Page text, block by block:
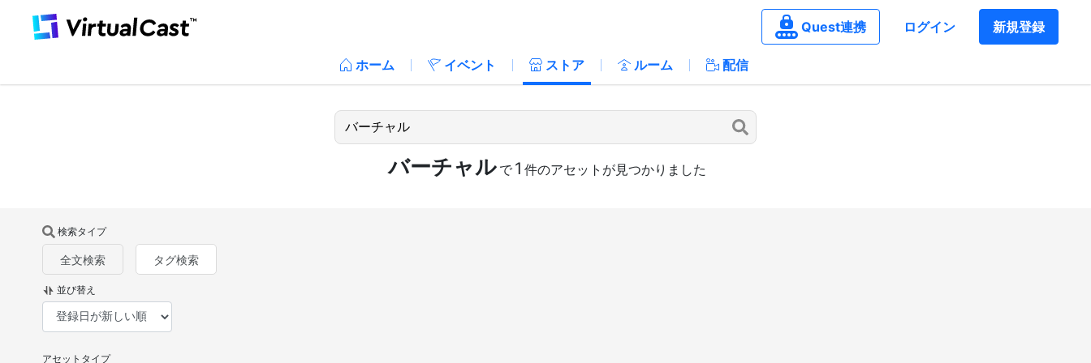
Quest連携 ログイン 新規登録
ホーム イベント ストア ルーム 配信
バーチャル で 1 件のアセットが見つかりました
検索タイプ
全文検索 タグ検索
並び替え
アセットタイプ